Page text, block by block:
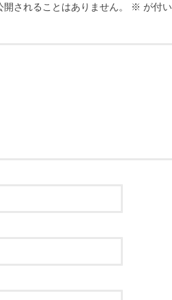
されることはありません。 ※ が付